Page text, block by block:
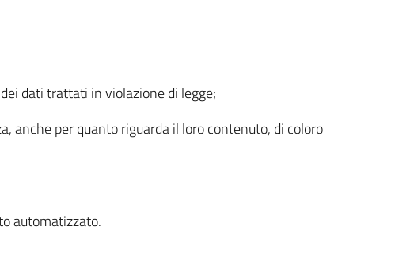
dati trattati in violazione di legge;
anche per quanto riguarda il loro contenuto, di coloro
automatizzato.